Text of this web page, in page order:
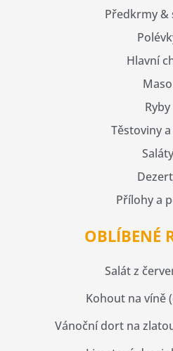
Předkrmy &
Hlavní
Maso
Ryby
Těstoviny
Saláty
Přílohy a
OBLÍBENÉ
Salát z
Kohout na víně
Vánoční dort na